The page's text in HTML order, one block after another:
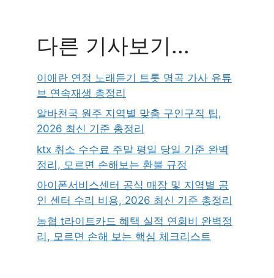
다른 기사보기...
이애란 연정 노래듣기 트롯 명곡 가사 유튜
브 연속재생 총정리
알바천국 원주 지역별 맞춤 구인구직 팁,
2026 최신 기준 총정리
ktx 취소 수수료 주말 평일 당일 기준 완벽
정리, 모르면 손해보는 환불 규정
아이폰서비스센터 공식 매장 및 지역별 공
인 센터 수리 비용, 2026 최신 기준 총정리
농협 t라이트카드 혜택 실적 연회비 완벽정
리, 모르면 손해 보는 핵심 체크리스트